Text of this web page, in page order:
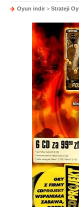
Oyun indir > Strateji